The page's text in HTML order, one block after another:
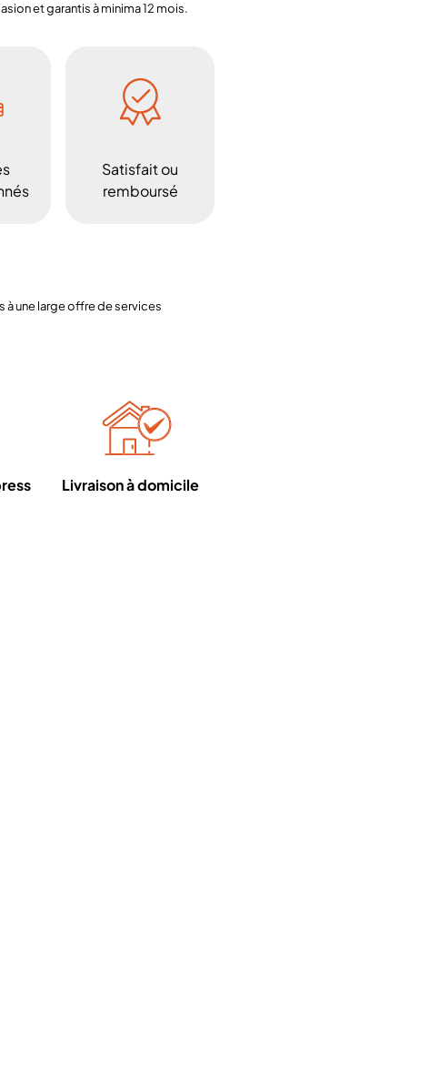
et garantis à minima 12 mois.
Satisfait ou
remboursé
à une large offre de services
Livraison à domicile